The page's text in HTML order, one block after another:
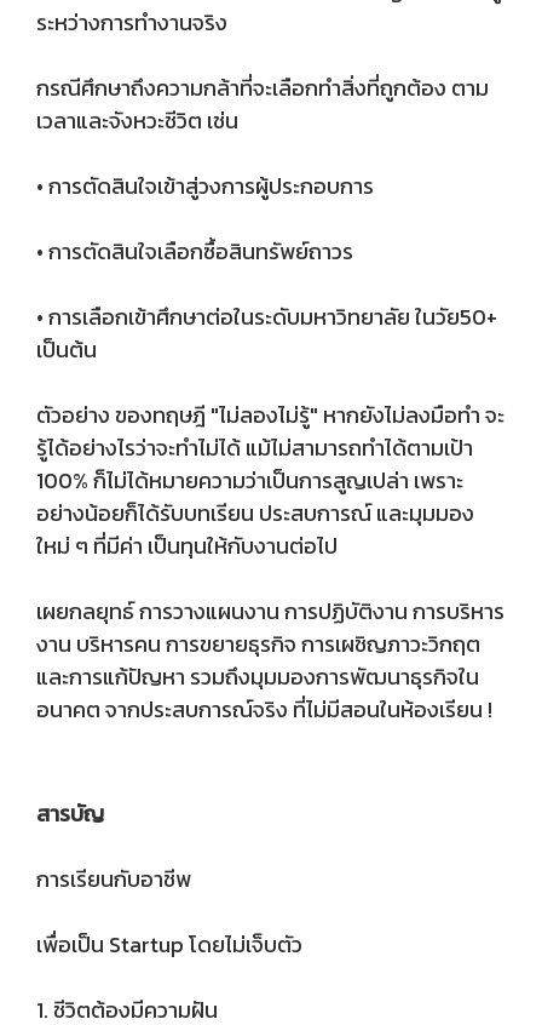
ระหว่างการทำงานจริง
กรณีศึกษาถึงความกล้าที่จะเลือกทำสิ่งที่ถูกต้อง ตาม
เวลาและจังหวะชีวิต เช่น
• การตัดสินใจเข้าสู่วงการผู้ประกอบการ
• การตัดสินใจเลือกซื้อสินทรัพย์ถาวร
• การเลือกเข้าศึกษาต่อในระดับมหาวิทยาลัย ในวัย50+
เป็นต้น
ตัวอย่าง ของทฤษฎี "ไม่ลองไม่รู้" หากยังไม่ลงมือทำ จะ
รู้ได้อย่างไรว่าจะทำไม่ได้ แม้ไม่สามารถทำได้ตามเป้า
100% ก็ไม่ได้หมายความว่าเป็นการสูญเปล่า เพราะ
อย่างน้อยก็ได้รับบทเรียน ประสบการณ์ และมุมมอง
ใหม่ ๆ ที่มีค่า เป็นทุนให้กับงานต่อไป
เผยกลยุทธ์ การวางแผนงาน การปฏิบัติงาน การบริหาร
งาน บริหารคน การขยายธุรกิจ การเผชิญภาวะวิกฤต
และการแก้ปัญหา รวมถึงมุมมองการพัฒนาธุรกิจใน
อนาคต จากประสบการณ์จริง ที่ไม่มีสอนในห้องเรียน !
สารบัญ
การเรียนกับอาชีพ
เพื่อเป็น Startup โดยไม่เจ็บตัว
1. ชีวิตต้องมีความฝัน